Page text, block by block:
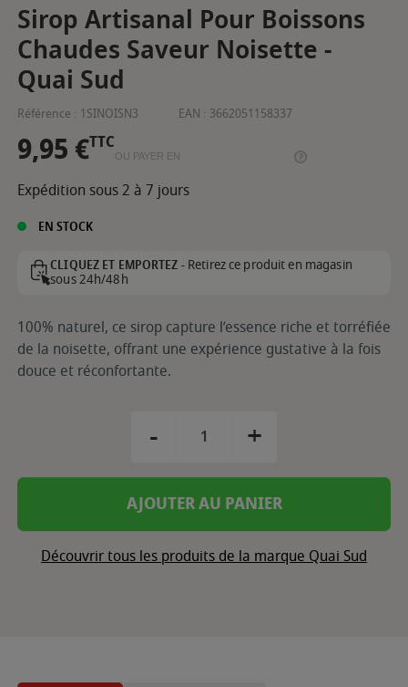
Sirop Artisanal Pour Boissons
Chaudes Saveur Noisette -
Quai Sud
Référence : 1SINOISN3 EAN : 3662051158337
9,95 €TTC
OU PAYER EN
Expédition sous 2 à 7 jours
EN STOCK
CLIQUEZ ET EMPORTEZ -Retirez ce produit en magasin
sous 24h/48h
100% naturel, ce sirop capture l’essence riche et torréfiée
de la noisette, offrant une expérience gustative à la fois
douce et réconfortante.
- +
AJOUTER AU PANIER
Découvrir tous les produits de la marque Quai Sud